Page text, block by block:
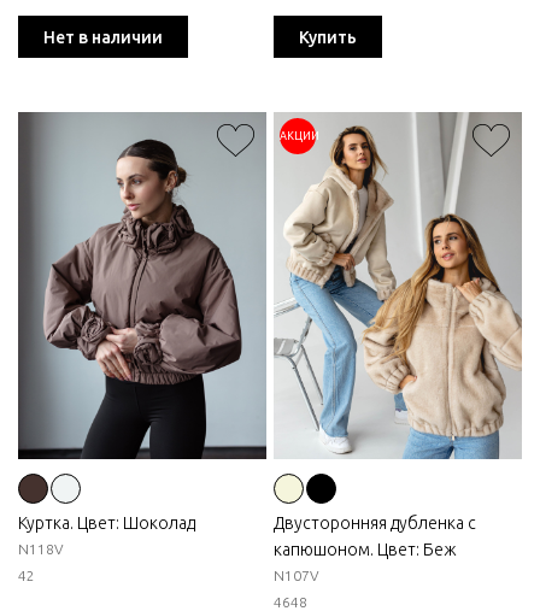
Нет в наличии Купить
Куртка. Цвет: Шоколад
N118V
42
АКЦИИ
Двусторонняя дубленка с
капюшоном. Цвет: Беж
N107V
4648